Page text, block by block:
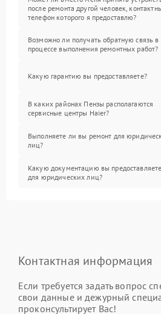
после ремонта другой человек,
телефон которого я предоставлю?
Возможно ли получать обратную связь в
процессе выполнения ремонтных работ?
Какую гарантию вы предоставляете?
В каких районах Пензы располагаются
сервисные центры Haier?
Выполняете ли вы ремонт для
лиц?
Какую документацию вы предоставляете
для юридических лиц?
Контактная информация
Если требуется задать вопрос
свои данные и дежурный
проконсультирует Вас!